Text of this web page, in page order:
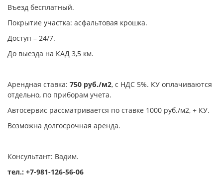
Въезд бесплатный.
Покрытие участка: асфальтовая крошка.
Доступ – 24/7.
До выезда на КАД 3,5 км.
Арендная ставка: 750 руб./м2, с НДС 5%. КУ оплачиваются
отдельно, по приборам учета.
Автосервис рассматривается по ставке 1000 руб./м2, + КУ.
Возможна долгосрочная аренда.
Консультант: Вадим.
тел.: +7-981-126-56-06